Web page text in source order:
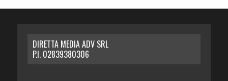
DIRETTA MEDIA ADV SRL
P.I. 02839380306